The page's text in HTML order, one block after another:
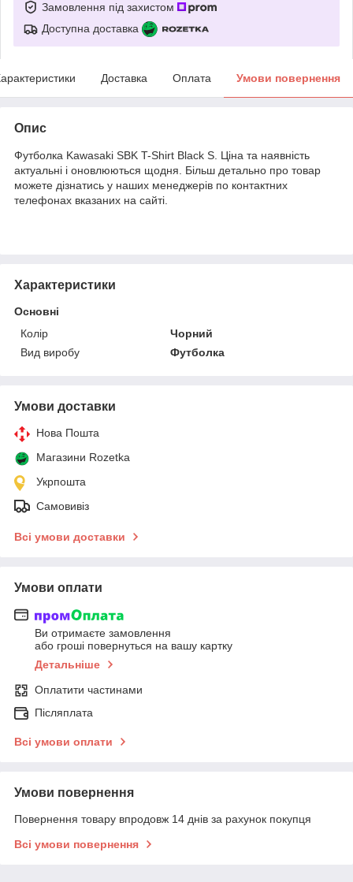
Замовлення під захистом
Доступна доставка
Доставка Оплата Умови повернення
Опис
Футболка Kawasaki SBK T-Shirt Black S. Ціна та наявність
актуальні і оновлюються щодня. Більш детально про товар
можете дізнатись у наших менеджерів по контактних
телефонах вказаних на сайті.
Характеристики
Основні
Колір
Чорний
Вид виробу
Футболка
Умови доставки
Нова Пошта
Магазини Rozetka
Укрпошта
Самовивіз
Всі умови доставки
Умови оплати
Ви отримаєте замовлення
або гроші повернуться на вашу картку
Детальніше
Оплатити частинами
Післяплата
Всі умови оплати
Умови повернення
Повернення товару впродовж 14 днів за рахунок покупця
Всі умови повернення